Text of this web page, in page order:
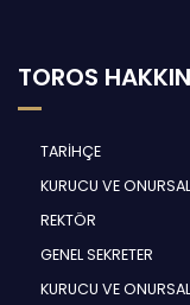
TOROS
TARİHÇE
KURUCU VE
REKTÖR
GENEL SEKRETER
KURUCU VE